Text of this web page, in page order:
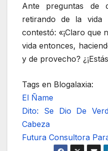
Ante preguntas de
retirando de la vida
contestó: «¡Claro que
vida entonces,
y de provecho?
Tags en Blogalaxia:
El Ñame
Dito: Se Dio De
Cabeza
Futura Consultora